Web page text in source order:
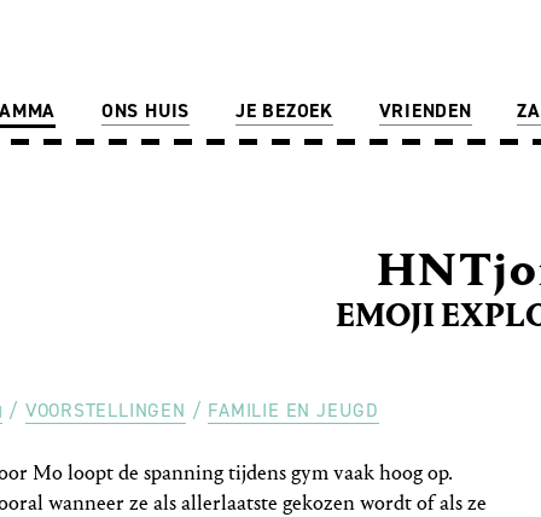
ONS HUIS JE BEZOEK VRIENDEN
EMOJI
VOORSTELLINGEN FAMILIE EN JEUGD
Mo loopt de spanning tijdens gym vaak hoog op.
wanneer ze als allerlaatste gekozen wordt of als ze